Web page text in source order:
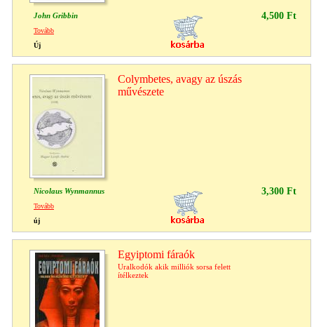
John Gribbin 4,500 Ft
Tovább
Új
Colymbetes, avagy az úszás
művészete
Nicolaus Wynmannus 3,300 Ft
Tovább
új
Egyiptomi fáraók
Uralkodók akik milliók sorsa felett
ítélkeztek